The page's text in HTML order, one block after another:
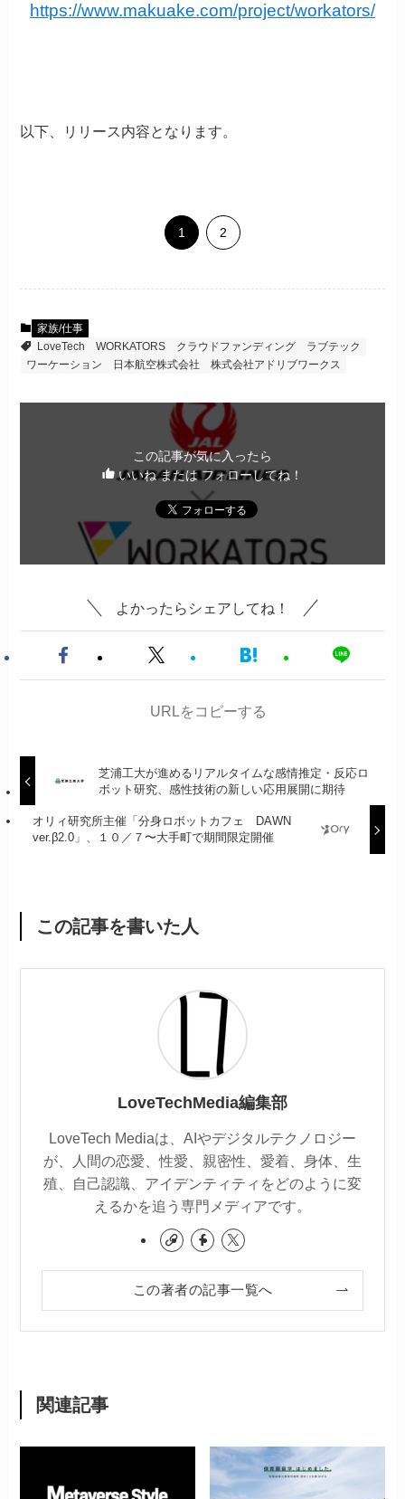
https://www.makuake.com/project/workators/
以下、リリース内容となります。
1 2
家族/仕事
LoveTech
WORKATORS クラウドファンディング
ラブテック
ワーケーション
日本航空株式会社 株式会社アドリブワークス
この記事が気に入ったら
いいね または フォローしてね！
よかったらシェアしてね！
URLをコピーする
芝浦工大が進めるリアルタイムな感情推定・反応ロ
ボット研究、感性技術の新しい応用展開に期待
オリィ研究所主催「分身ロボットカフェ DAWN
ver.β2.0」、１０／７〜大手町で期間限定開催
この記事を書いた人
LoveTechMedia編集部
LoveTech Mediaは、AIやデジタルテクノロジー
が、人間の恋愛、性愛、親密性、愛着、身体、生
殖、自己認識、アイデンティティをどのように変
えるかを追う専門メディアです。
この著者の記事一覧へ
関連記事